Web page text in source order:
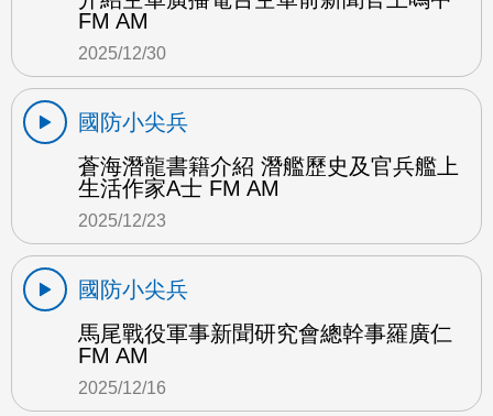
FM AM
2025/12/30
國防小尖兵
蒼海潛龍書籍介紹 潛艦歷史及官兵艦上
生活作家A士 FM AM
2025/12/23
國防小尖兵
馬尾戰役軍事新聞研究會總幹事羅廣仁
FM AM
2025/12/16